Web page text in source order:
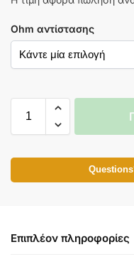
Ohm αντίστασης
Επιπλέον πληροφορίες